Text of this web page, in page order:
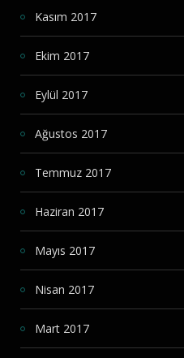
Kasım 2017
Ekim 2017
Eylül 2017
Ağustos 2017
Temmuz 2017
Haziran 2017
Mayıs 2017
Nisan 2017
Mart 2017